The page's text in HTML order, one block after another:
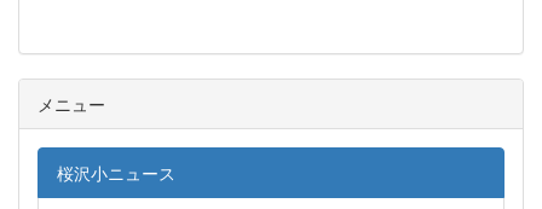
メニュー
桜沢小ニュース